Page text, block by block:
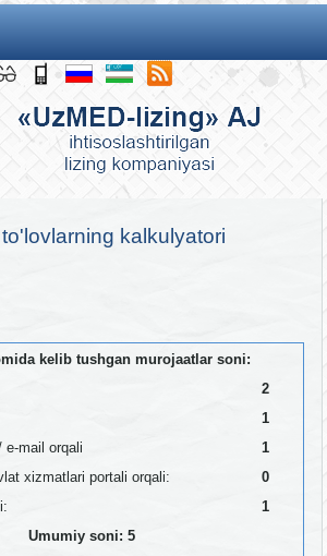
kalkulyatori
kelib tushgan murojaatlar soni:
2
1
e-mail orqali
1
xizmatlari portali orqali:
0
1
Umumiy soni: 5